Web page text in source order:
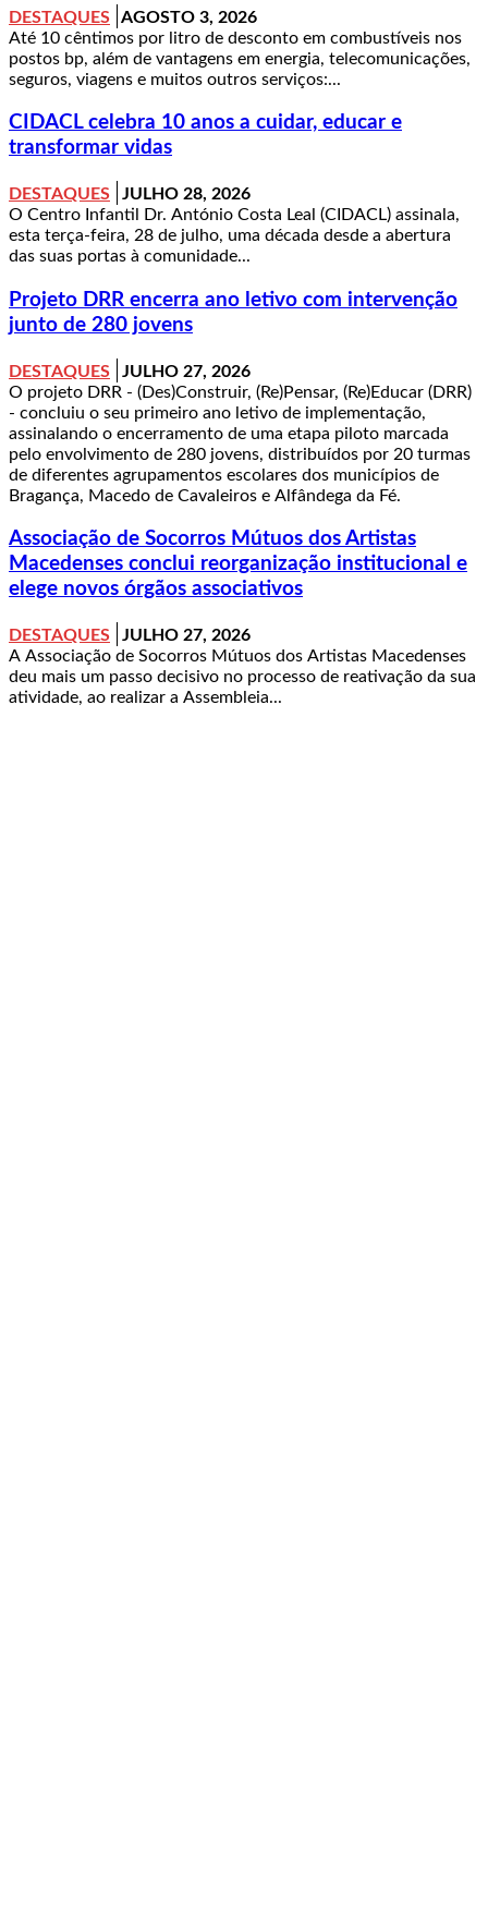
DESTAQUES
AGOSTO 3, 2026
Até 10 cêntimos por litro de desconto em combustíveis nos
postos bp, além de vantagens em energia, telecomunicações,
seguros, viagens e muitos outros serviços:...
CIDACL celebra 10 anos a cuidar, educar e
transformar vidas
DESTAQUES
JULHO 28, 2026
O Centro Infantil Dr. António Costa Leal (CIDACL) assinala,
esta terça-feira, 28 de julho, uma década desde a abertura
das suas portas à comunidade...
Projeto DRR encerra ano letivo com intervenção
junto de 280 jovens
DESTAQUES
JULHO 27, 2026
O projeto DRR - (Des)Construir, (Re)Pensar, (Re)Educar (DRR)
- concluiu o seu primeiro ano letivo de implementação,
assinalando o encerramento de uma etapa piloto marcada
pelo envolvimento de 280 jovens, distribuídos por 20 turmas
de diferentes agrupamentos escolares dos municípios de
Bragança, Macedo de Cavaleiros e Alfândega da Fé.
Associação de Socorros Mútuos dos Artistas
Macedenses conclui reorganização institucional e
elege novos órgãos associativos
DESTAQUES
JULHO 27, 2026
A Associação de Socorros Mútuos dos Artistas Macedenses
deu mais um passo decisivo no processo de reativação da sua
atividade, ao realizar a Assembleia...